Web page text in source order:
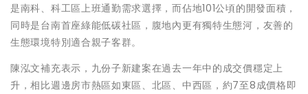
是南科、科工區上班通勤需求選擇，而佔地101公頃的開發面積，
同時是台南首座綠能低碳社區，腹地內更有獨特生態河，友善的
生態環境特別適合親子客群。
陳泓文補充表示，九份子新建案在過去一年中的成交價穩定上
升，相比週邊房市熱區如東區、北區、中西區，約7至8成價格即